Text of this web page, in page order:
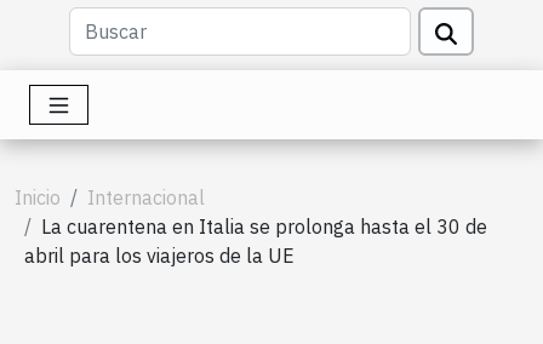
Inicio
Internacional
La cuarentena en Italia se prolonga hasta el 30 de
abril para los viajeros de la UE